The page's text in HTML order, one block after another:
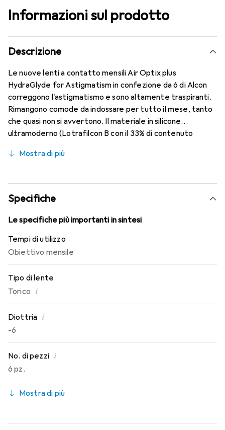
Informazioni sul prodotto
Descrizione
Le nuove lenti a contatto mensili Air Optix plus
HydraGlyde for Astigmatism in confezione da 6 di Alcon
correggono l'astigmatismo e sono altamente traspiranti.
Rimangono comode da indossare per tutto il mese, tanto
che quasi non si avvertono. Il materiale in silicone
ultramoderno (Lotrafilcon B con il 33% di contenuto
Moisture Matrix e la nota tecnologia SmartShield,
conosci. Comfort e assenza di fastidi per tutto il giorno
con queste lenti mensili.
Mostra di più
Specifiche
Le specifiche più importanti in sintesi
Tempi di utilizzo
Obiettivo mensile
Tipo di lente
Torico i
Diottria i
-6
No. di pezzi i
6 pz.
Mostra di più